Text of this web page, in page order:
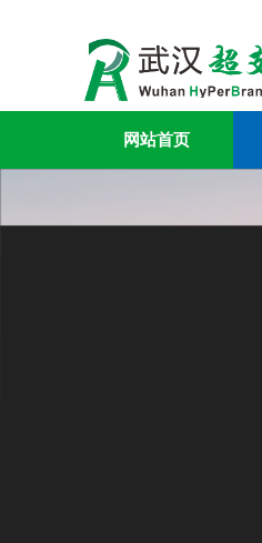
网站首页